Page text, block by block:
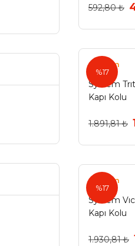
592,80 ₺
%17
System
System
Kapı Kolu
1.891,81 ₺
%17
System
System
Kapı Kolu
1.930,81 ₺